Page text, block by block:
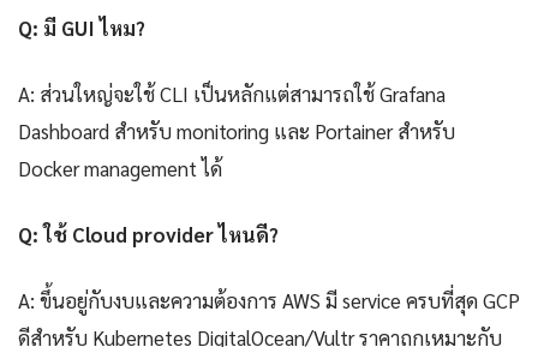
Q: มี GUI ไหม?
A: ส่วนใหญ่จะใช้ CLI เป็นหลักแต่สามารถใช้ Grafana
Dashboard สำหรับ monitoring และ Portainer สำหรับ
Docker management ได้
Q: ใช้ Cloud provider ไหนดี?
A: ขึ้นอยู่กับงบและความต้องการ AWS มี service ครบที่สุด GCP
ดีสำหรับ Kubernetes DigitalOcean/Vultr ราคาถูกเหมาะกับ